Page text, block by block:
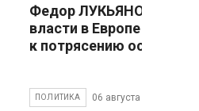
Федор ЛУКЬЯНОВ:
власти в Европе
к потрясению основ
ПОЛИТИКА 06 августа 2026